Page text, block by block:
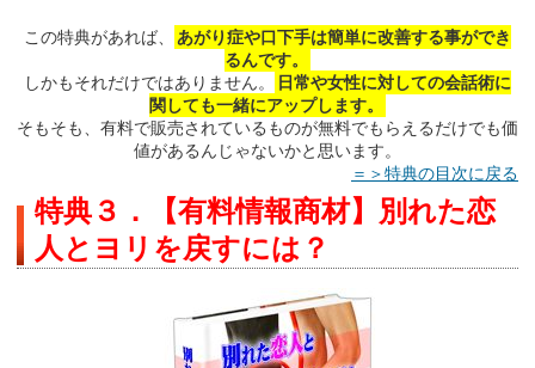
この特典があれば、
あがり症や口下手は簡単に改善する事ができ
るんです。
しかもそれだけではありません。
日常や女性に対しての会話術に
関しても一緒にアップします。
そもそも、有料で販売されているものが無料でもらえるだけでも価
値があるんじゃないかと思います。
＝＞特典の目次に戻る
特典３．【有料情報商材】別れた恋
人とヨリを戻すには？